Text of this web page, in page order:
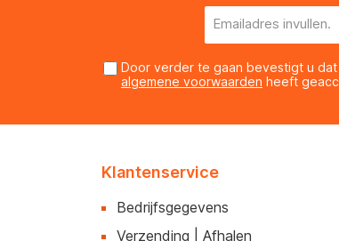
Door verder te gaan bevestigt u
algemene voorwaarden heeft
Klantenservice
Bedrijfsgegevens
Verzending | Afhalen